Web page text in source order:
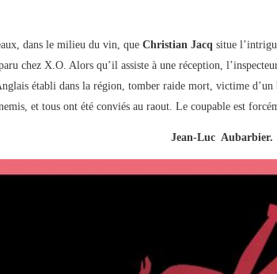
dans le milieu du vin, queChristian Jacqsitue
chez X.O. Alors qu’il assiste à une réception,
établi dans la région, tomber raide mort, victime
et tous ont été conviés au raout. Le coupable est
Jean-Luc Aubarbier.